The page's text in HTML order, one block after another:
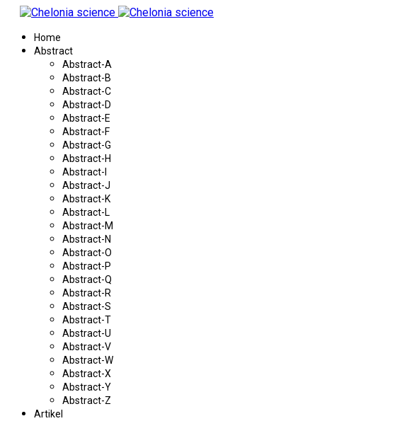
Home
Abstract
Abstract-A
Abstract-B
Abstract-C
Abstract-D
Abstract-E
Abstract-F
Abstract-G
Abstract-H
Abstract-I
Abstract-J
Abstract-K
Abstract-L
Abstract-M
Abstract-N
Abstract-O
Abstract-P
Abstract-Q
Abstract-R
Abstract-S
Abstract-T
Abstract-U
Abstract-V
Abstract-W
Abstract-X
Abstract-Y
Abstract-Z
Artikel